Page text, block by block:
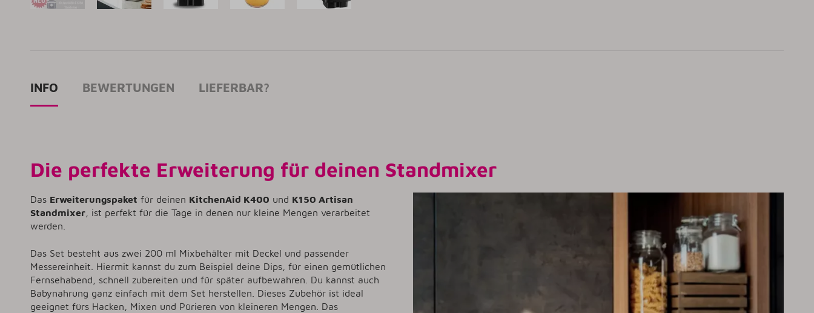
INFO BEWERTUNGEN LIEFERBAR?
Die perfekte Erweiterung für deinen Standmixer
Das Erweiterungspaket für deinen KitchenAid K400 und K150 Artisan
Standmixer , ist perfekt für die Tage in denen nur kleine Mengen verarbeitet
werden.
Das Set besteht aus zwei 200 ml Mixbehälter mit Deckel und passender
Messereinheit. Hiermit kannst du zum Beispiel deine Dips, für einen gemütlichen
Fernsehabend, schnell zubereiten und für später aufbewahren. Du kannst auch
Babynahrung ganz einfach mit dem Set herstellen. Dieses Zubehör ist ideal
geeignet fürs Hacken, Mixen und Pürieren von kleineren Mengen. Das